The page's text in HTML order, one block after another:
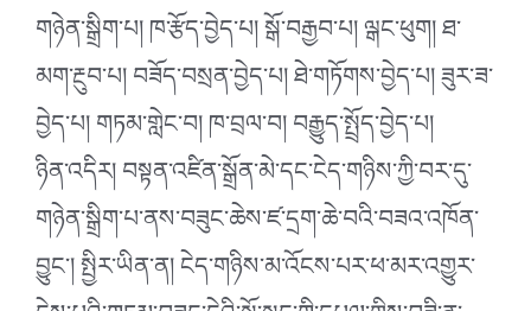
གཉེན་སྒྲིག་པ། ཁ་རྩོད་བྱེད་པ། སྒོ་བརྒྱབ་པ། ལྒང་ཕུག། ཐ་
མག་རྔུབ་པ། བཟོད་བསྲན་བྱེད་པ། ཐེ་གཏོགས་བྱེད་པ། ཟུར་ཟ་
བྱེད་པ། གཏམ་གླེང་བ། ཁ་བྲལ་བ། བརྒྱུད་སྤྲོད་བྱེད་པ།
ཉིན་འདིར། བསྟན་འཛིན་སྒྲོན་མེ་དང་ངེད་གཉིས་ཀྱི་བར་དུ་
གཉེན་སྒྲིག་པ་ནས་བཟུང་ཆེས་ཛ་དྲག་ཆེ་བའི་བཟའ་འཁོན་
བྱུང་། སྤྱིར་ཡིན་ན། ངེད་གཉིས་མ་འོངས་པར་ཕ་མར་འགྱུར་